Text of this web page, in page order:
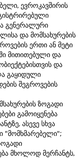
ევროკავშირის
გენერალური
და მომსახურების
ერთი ან მეტი
მითითებული და
და
გაყიდული
შეგროვების
ზოგადი
გამოიყენება
ასევე სხვა
"მომხმარებელი";
მხოლოდ მერჩანტს,